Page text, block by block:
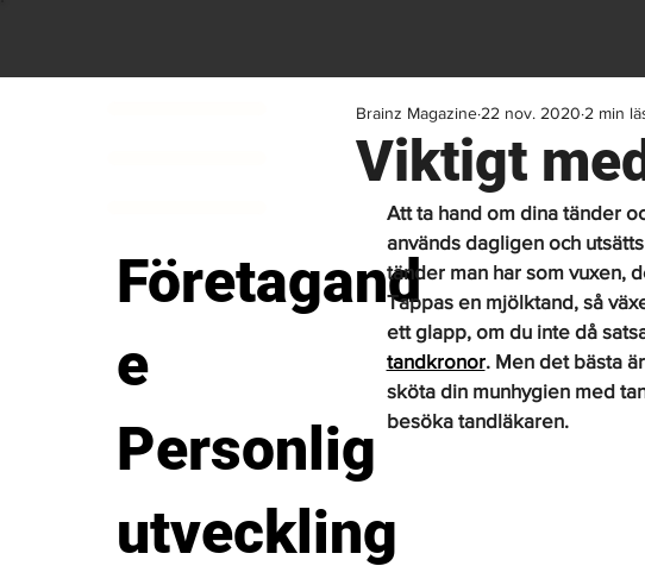
Företagand
e
Personlig
utveckling
Viktigt
Brainz Magazine 22 nov. 2020 2 min
Att ta hand om dina tänder
används dagligen och
tänder man har som vuxen,
Tappas en mjölktand, så
ett glapp, om du inte då
tandkronor. Men det bästa
sköta din munhygien med
besöka tandläkaren.